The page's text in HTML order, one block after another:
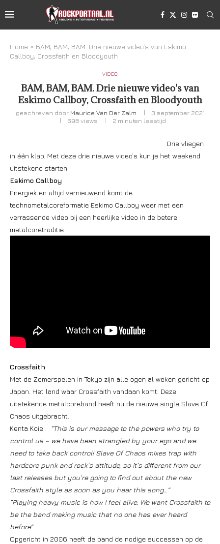
Home » BAM, BAM, BAM. Drie nieuwe video's van Eskimo
Callboy, Crossfaith en Bloodyouth
VIDEO
BAM, BAM, BAM. Drie nieuwe video's van
Eskimo Callboy, Crossfaith en Bloodyouth
geschreven door Maurice Van Der Zalm
3 september 2021
698 views 2 minuten leestijd
Drie vliegen
in één klap. Met deze drie nieuwe video’s kun je het weekend
uitstekend starten.
Eskimo Callboy
Energiek en altijd vernieuwend komt de
technometalcoreformatie Eskimo Callboy weer met een
verrassende video bij een heerlijke video in de betere
metalcoretraditie.
Crossfaith
Met de Zomerspelen in Tokyo zijn alle ogen al weken gericht op
Japan. Het land waar Crossfaith vandaan komt. Deze
uitstekende metalcoreband heeft nu de nieuwe single Slave Of
Chaos uitgebracht.
Kenta Koie :
“This is our message to the powers who try to
control us – we have been strangled by your ego and we
need to take back control! Slave Of Chaos mixes trap with
hardcore punk and rock’s attitude, so it’s different from our
last releases but you’re going to find out about the new
Crossfaith style as soon as you hear this song…”
“Playing heavy music is how I feel alive. We want Crossfaith to
be the band making music that no one has ever heard
before”.
Opgericht in 2006 heeft de band de nodige successen op de